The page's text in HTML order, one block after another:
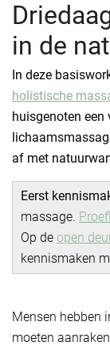
in de
In deze
holistische
huisgenoten
af met
Eerst
massage.
Op de open
kennismaken
Mensen hebben
moeten